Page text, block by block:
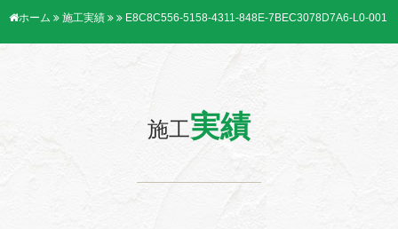
ホーム 施工実績 E8C8C556-5158-4311-848E-7BEC3078D7A6-L0-001
施工実績